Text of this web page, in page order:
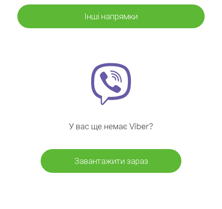
Інші напрямки
У вас ще немає Viber?
Завантажити зараз